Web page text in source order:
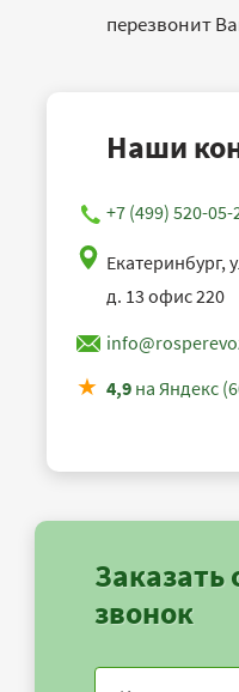
перезвонит
Наши
+7 (499) 520-05-
Екатеринбург,
д. 13 офис 220
4,9 на Яндекс
звонок